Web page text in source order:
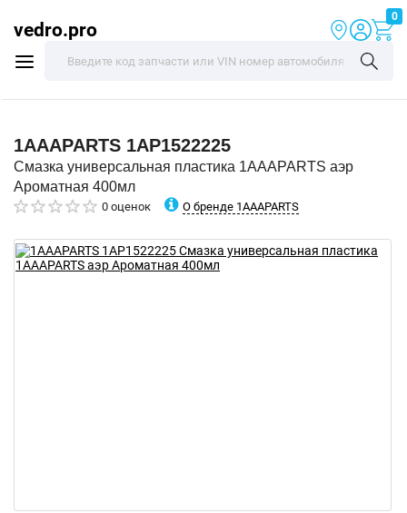
vedro.pro
0
1AAAPARTS 1AP1522225
Смазка универсальная пластика 1AAAPARTS аэр
Ароматная 400мл
0 оценок О бренде 1AAAPARTS